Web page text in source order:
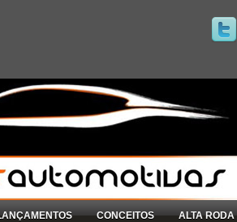
CONCEITOS ALTA RODA